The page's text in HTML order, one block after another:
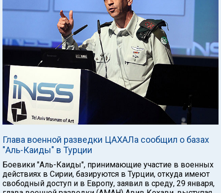
Глава военной разведки ЦАХАЛа сообщил о базах
"Аль-Каиды" в Турции
Боевики "Аль-Каиды", принимающие участие в военных
действиях в Сирии, базируются в Турции, откуда имеют
свободный доступ и в Европу, заявил в среду, 29 января,